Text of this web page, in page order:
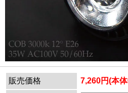
販売価格 7,260円(本